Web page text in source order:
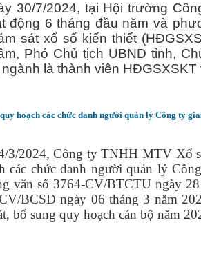
7/2024, tại Hội trường Công
động 6 tháng đầu năm và
sát xổ số kiến thiết
Phó Chủ tịch UBND tỉnh,
là thành viên
hoạch các chức danh người quản lý Công ty
3/2024, Công ty TNHH MTV Xổ
các chức danh người quản lý
văn số 3764-CV/BTCTU ngày
BCSĐ ngày 06 tháng 3 năm
bổ sung quy hoạch cán bộ năm